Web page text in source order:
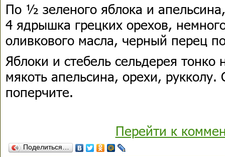
По ½ зеленого яблока и
4 ядрышка грецких орехов,
оливкового масла, черный перец
Яблоки и стебель сельдерея тонко
мякоть апельсина, орехи,
поперчите.
Перейти к
Поделиться…